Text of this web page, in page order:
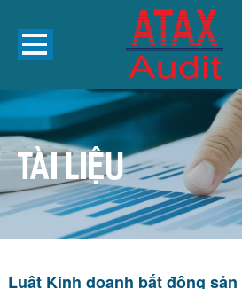
TÀI LIỆU
Luật Kinh doanh bất động sản